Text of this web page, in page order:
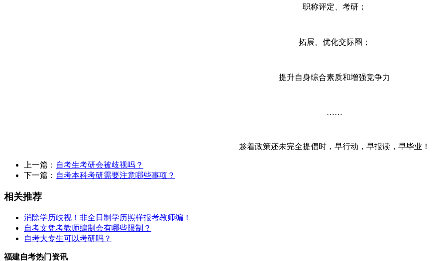
职称评定、考研；
拓展、优化交际圈；
提升自身综合素质和增强竞争力
……
趁着政策还未完全提倡时，早行动，早报读，早毕业！
上一篇： 自考生考研会被歧视吗？
下一篇： 自考本科考研需要注意哪些事项？
相关推荐
消除学历歧视！非全日制学历照样报考教师编！
自考文凭考教师编制会有哪些限制？
自考大专生可以考研吗？
福建自考热门资讯